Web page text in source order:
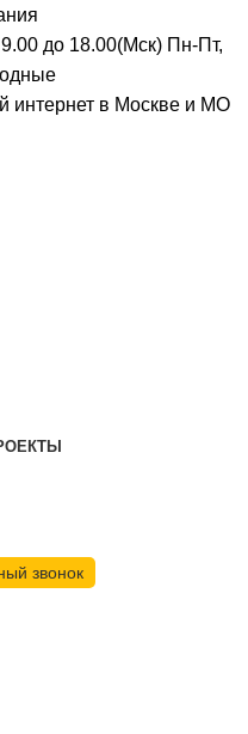
до 18.00(Мск) Пн-Пт,
интернет в Москве и МО
звонок